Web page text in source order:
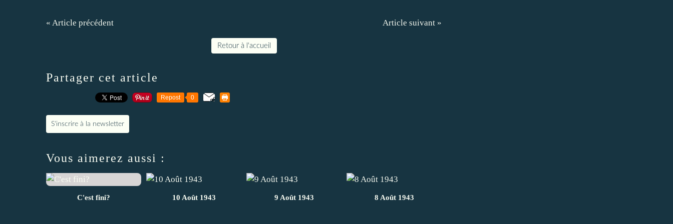
« Article précédent Article suivant »
Retour à l'accueil
Partager cet article
Repost 0
S'inscrire à la newsletter
Vous aimerez aussi :
C'est fini? 10 Août 1943 9 Août 1943 8 Août 1943